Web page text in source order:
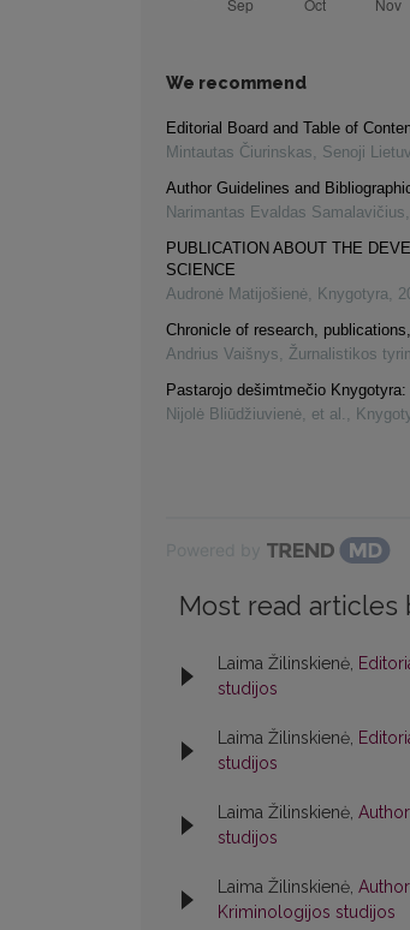
We recommend
Editorial Board and Table of
Mintautas Čiurinskas, Senoji
Author Guidelines and
Narimantas Evaldas Samalavičius,
PUBLICATION ABOUT THE
SCIENCE
Audronė Matijošienė, Knygotyra,
Chronicle of research,
Andrius Vaišnys, Žurnalistikos
Pastarojo dešimtmečio
Nijolė Bliūdžiuvienė, et al. ,
Most read articles
Laima Žilinskienė,
studijos
Laima Žilinskienė,
studijos
Laima Žilinskienė,
studijos
Laima Žilinskienė,
Kriminologijos studijos